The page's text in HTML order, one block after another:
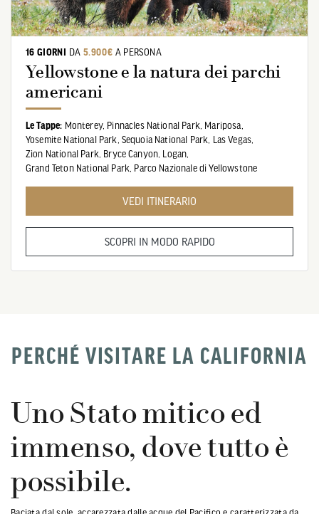
16 GIORNI DA 5.900€ A PERSONA
Yellowstone e la natura dei parchi
americani
Le Tappe: Monterey, Pinnacles National Park,
Mariposa,
Yosemite National Park, Sequoia National Park,
Las Vegas,
Zion National Park,
Bryce Canyon,
Logan,
Grand Teton National Park,
Parco Nazionale di Yellowstone
VEDI ITINERARIO
SCOPRI IN MODO RAPIDO
PERCHÉ VISITARE LA CALIFORNIA
Uno Stato mitico ed
immenso, dove tutto è
possibile.